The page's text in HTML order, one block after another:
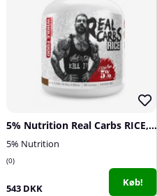
5% Nutrition Real Carbs RICE, Cocoa Heaven, 1580 g
5% Nutrition
0
543 DKK Køb!